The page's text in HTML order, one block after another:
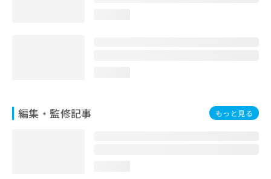
編集・監修記事 もっと見る